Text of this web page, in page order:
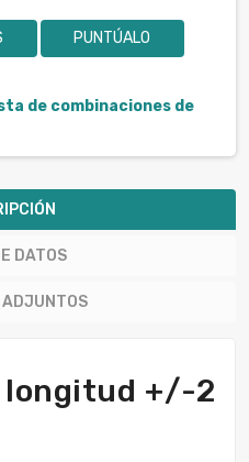
PUNTÚALO
de combinaciones de
DATOS
longitud +/-2